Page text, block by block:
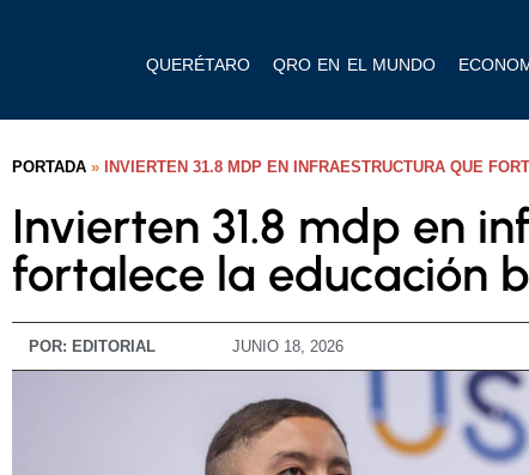
QUERÉTARO QRO EN EL MUNDO
PORTADA » INVIERTEN 31.8 MDP EN INFRAESTRUCTURA QUE
Invierten 31.8 mdp en
fortalece la educación
POR: EDITORIAL JUNIO 18, 2026